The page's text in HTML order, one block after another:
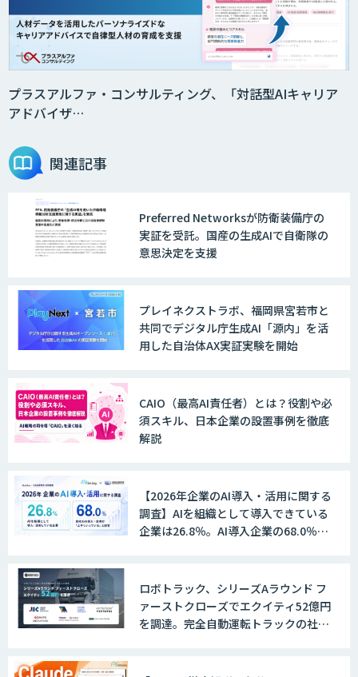
プラスアルファ・コンサルティング、「対話型AIキャリア
アドバイザ…
関連記事
Preferred Networksが防衛装備庁の
実証を受託。国産の生成AIで自衛隊の
意思決定を支援
プレイネクストラボ、福岡県宮若市と
共同でデジタル庁生成AI「源内」を活
用した自治体AX実証実験を開始
CAIO（最高AI責任者）とは？役割や必
須スキル、日本企業の設置事例を徹底
解説
【2026年企業のAI導入・活用に関する
調査】AIを組織として導入できている
企業は26.8％。AI導入企業の68.0％
ロボトラック、シリーズAラウンド フ
ァーストクローズでエクイティ52億円
を調達。完全自動運転トラックの社会